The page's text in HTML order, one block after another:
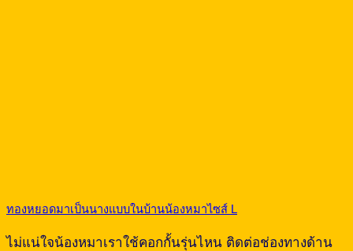
ทองหยอดมาเป็นนางแบบในบ้านน้องหมาไซส์ L
ไม่แน่ใจน้องหมาเราใช้คอกกั้นรุ่นไหน ติดต่อช่องทางด้าน